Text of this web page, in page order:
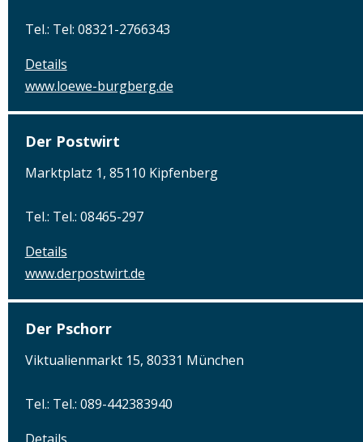
Tel.: Tel: 08321-2766343
Details
www.loewe-burgberg.de
Der Postwirt
Marktplatz 1, 85110 Kipfenberg
Tel.: Tel.: 08465-297
Details
www.derpostwirt.de
Der Pschorr
Viktualienmarkt 15, 80331 München
Tel.: Tel.: 089-442383940